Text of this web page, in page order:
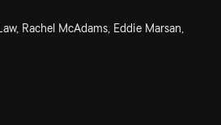
Rachel McAdams, Eddie Marsan,